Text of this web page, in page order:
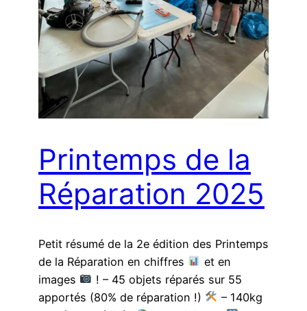
Printemps de la
Réparation 2025
Petit résumé de la 2e édition des Printemps
de la Réparation en chiffres
et en
images
! – 45 objets réparés sur 55
apportés (80% de réparation !)
– 140kg